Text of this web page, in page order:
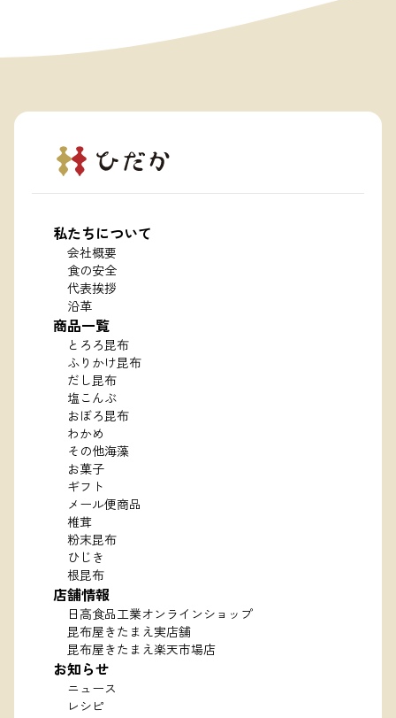
私たちについて
会社概要
食の安全
代表挨拶
沿革
商品一覧
とろろ昆布
ふりかけ昆布
だし昆布
塩こんぶ
おぼろ昆布
わかめ
その他海藻
お菓子
ギフト
メール便商品
椎茸
粉末昆布
ひじき
根昆布
店舗情報
日高食品工業オンラインショップ
昆布屋きたまえ実店舗
昆布屋きたまえ楽天市場店
お知らせ
ニュース
レシピ